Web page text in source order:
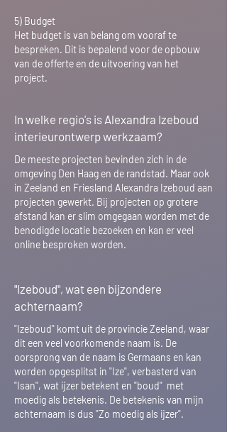
5) Budget
Het budget is van belang om vooraf te
bespreken. Dit is bepalend voor de opbouw
van de offerte en de uitvoering van het
project.
In welke regio's is Alexandra Izeboud
interieurontwerp werkzaam?
De meeste projecten bevinden zich in de
omgeving Den Haag en de randstad. Maar ook
in Zeeland en Friesland Alexandra Izeboud aan
projecten gewerkt. Bij projecten op grotere
afstand kan er slim omgegaan worden met de
benodigde locatie bezoeken en kan er veel
online besproken worden.
"Izeboud", wat een bijzondere
achternaam?
"Izeboud" komt uit de provincie Zeeland, waar
dit een veel voorkomende naam is. De
oorsprong van de naam is Germaans en kan
worden opgesplitst in "Ize", verbasterd van
"Isan", wat ijzer betekent en "boud" met
moedig als betekenis. De betekenis van mijn
achternaam is dus "Zo moedig als ijzer".